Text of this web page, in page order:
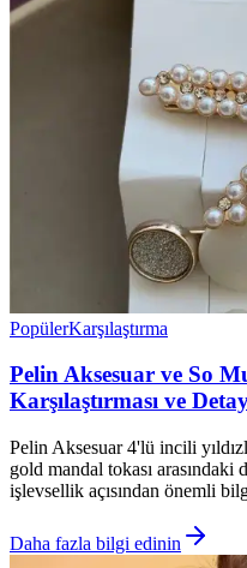
PopülerKarşılaştırma
Pelin Aksesuar ve So
Karşılaştırması ve
Pelin Aksesuar 4'lü incili
gold mandal tokası arasındaki
işlevsellik açısından önemli
Daha fazla bilgi edinin